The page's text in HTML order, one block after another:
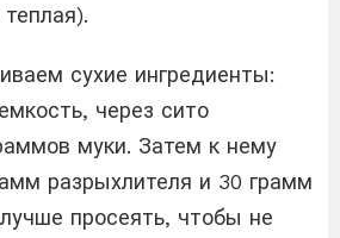
сухие ингредиенты:
через сито
муки. Затем к нему
разрыхлителя и 30 грамм
просеять, чтобы не